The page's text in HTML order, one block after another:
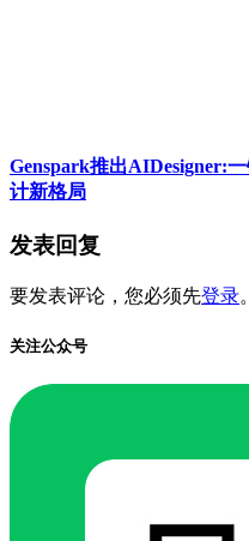
Genspark推出AIDesigner:
计新格局
发表回复
要发表评论，您必须先登录。
关注公众号